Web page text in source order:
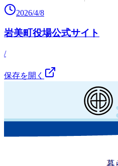
2026/4/8
岩美町役場公式サイト
/
保存を開く